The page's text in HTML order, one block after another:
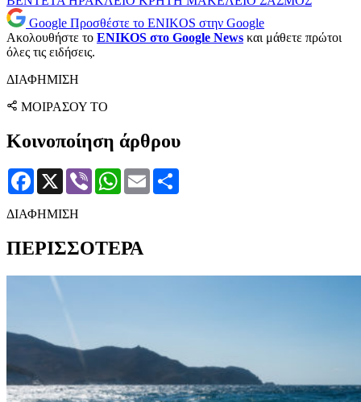
Google Προσθέστε το ENIKOS στην Google
Ακολουθήστε το ENIKOS στο Google News και μάθετε πρώτοι
όλες τις ειδήσεις.
ΔΙΑΦΗΜΙΣΗ
ΜΟΙΡΑΣΟΥ ΤΟ
Κοινοποίηση άρθρου
Facebook
X Viber WhatsApp
Email
ΔΙΑΦΗΜΙΣΗ
ΠΕΡΙΣΣΟΤΕΡΑ